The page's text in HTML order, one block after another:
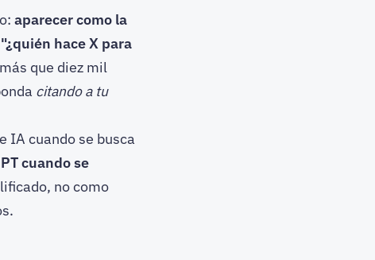
aparecer como la
hace X para
que diez mil
citando a tu
IA cuando se busca
cuando se
no como